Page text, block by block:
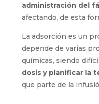
administración del
afectando, de esta
La adsorción es un
depende de varias
químicas, siendo difícil
dosis y planificar la
que parte de la